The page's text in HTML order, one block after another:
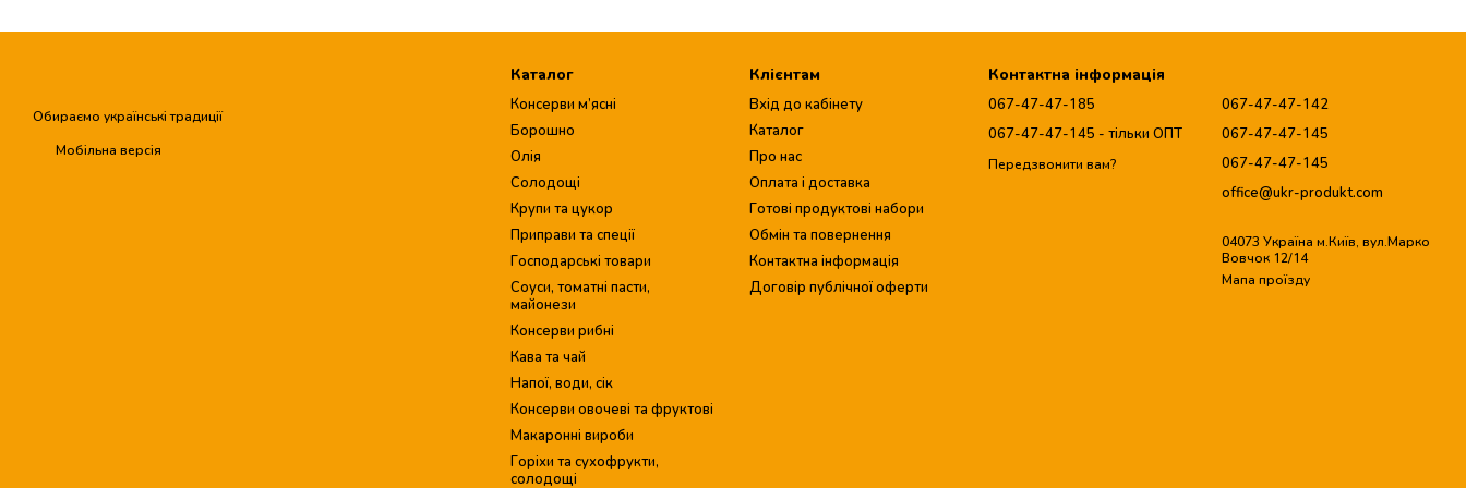
Обираємо українські традиції
Мобільна версія
Каталог
Консерви м’ясні
Борошно
Олія
Солодощі
Крупи та цукор
Приправи та спеції
Господарські товари
Соуси, томатні пасти,
майонези
Консерви рибні
Кава та чай
Напої, води, сік
Консерви овочеві та фруктові
Макаронні вироби
Горіхи та сухофрукти,
солодощі
Клієнтам
Вхід до кабінету
Каталог
Про нас
Оплата і доставка
Готові продуктові набори
Обмін та повернення
Контактна інформація
Договір публічної оферти
Контактна інформація
067-47-47-185
067-47-47-145 - тільки ОПТ
Передзвонити вам?
067-47-47-142
067-47-47-145
067-47-47-145
office@ukr-produkt.com
04073 Україна м.Київ, вул.Марко
Вовчок 12/14
Мапа проїзду